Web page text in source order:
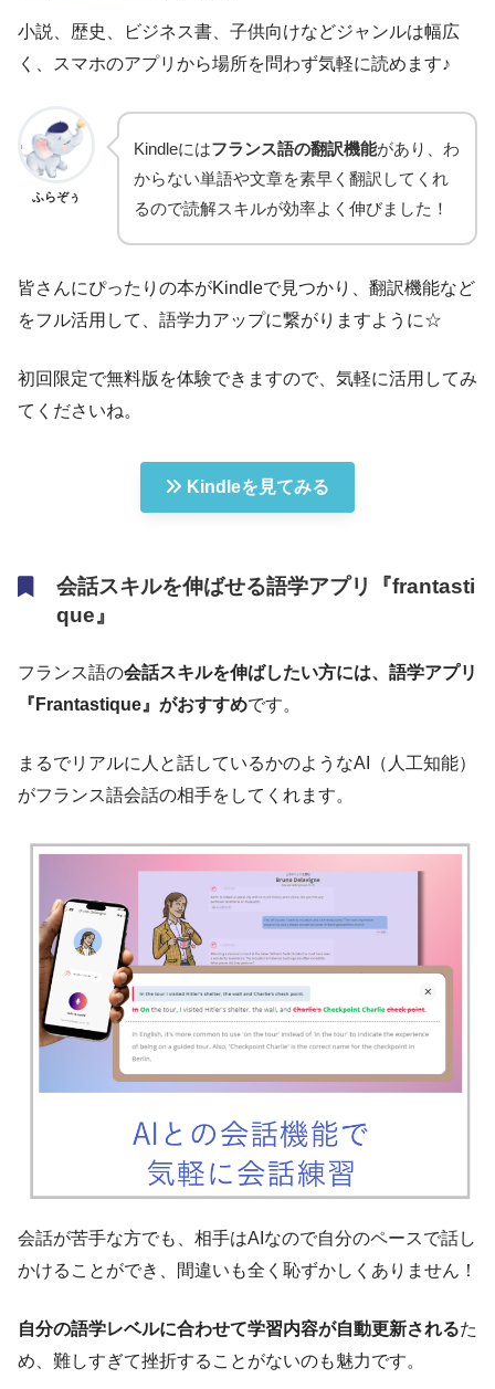
小説、歴史、ビジネス書、子供向けなどジャンルは幅広
く、スマホのアプリから場所を問わず気軽に読めます♪
ふらぞぅ
Kindleにはフランス語の翻訳機能があり、わ
からない単語や文章を素早く翻訳してくれ
るので読解スキルが効率よく伸びました！
皆さんにぴったりの本がKindleで見つかり、翻訳機能など
をフル活用して、語学力アップに繋がりますように☆
初回限定で無料版を体験できますので、気軽に活用してみ
てくださいね。
Kindleを見てみる
会話スキルを伸ばせる語学アプリ『frantasti
que』
フランス語の会話スキルを伸ばしたい方には、語学アプリ
『Frantastique』がおすすめです。
まるでリアルに人と話しているかのようなAI（人工知能）
がフランス語会話の相手をしてくれます。
会話が苦手な方でも、相手はAIなので自分のペースで話し
かけることができ、間違いも全く恥ずかしくありません！
自分の語学レベルに合わせて学習内容が自動更新されるた
め、難しすぎて挫折することがないのも魅力です。